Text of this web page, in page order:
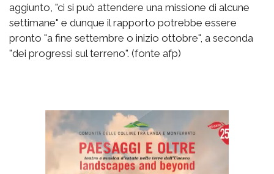
aggiunto, "ci si può attendere una missione di alcune
settimane" e dunque il rapporto potrebbe essere
pronto "a fine settembre o inizio ottobre", a seconda
"dei progressi sul terreno". (fonte afp)